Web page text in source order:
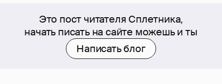
Это пост читателя Сплетника,
начать писать на сайте можешь и ты
Написать блог